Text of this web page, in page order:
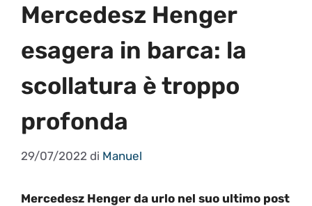
Mercedesz Henger
esagera in barca: la
scollatura è troppo
profonda
29/07/2022 di Manuel
Mercedesz Henger da urlo nel suo ultimo post